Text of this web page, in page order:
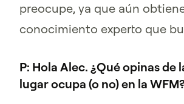
preocupe, ya que aún
conocimiento experto que
P: Hola Alec. ¿Qué opinas de
lugar ocupa (o no) en la